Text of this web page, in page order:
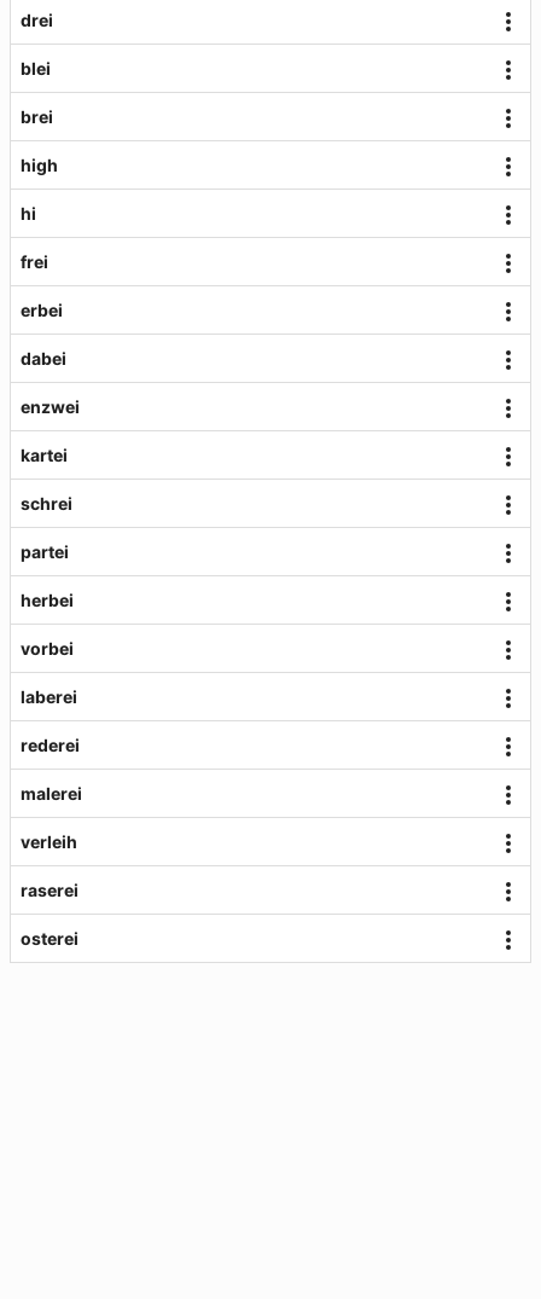
drei
blei
brei
high
hi
frei
erbei
dabei
enzwei
kartei
schrei
partei
herbei
vorbei
laberei
rederei
malerei
verleih
raserei
osterei